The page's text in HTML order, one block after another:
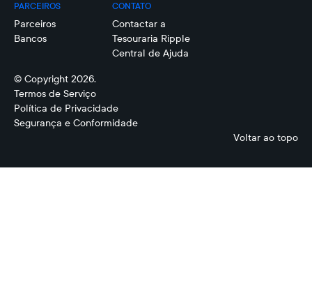
PARCEIROS
Parceiros
Bancos
CONTATO
Contactar a
Tesouraria Ripple
Central de Ajuda
© Copyright 2026.
Termos de Serviço
Política de Privacidade
Segurança e Conformidade
Voltar ao topo